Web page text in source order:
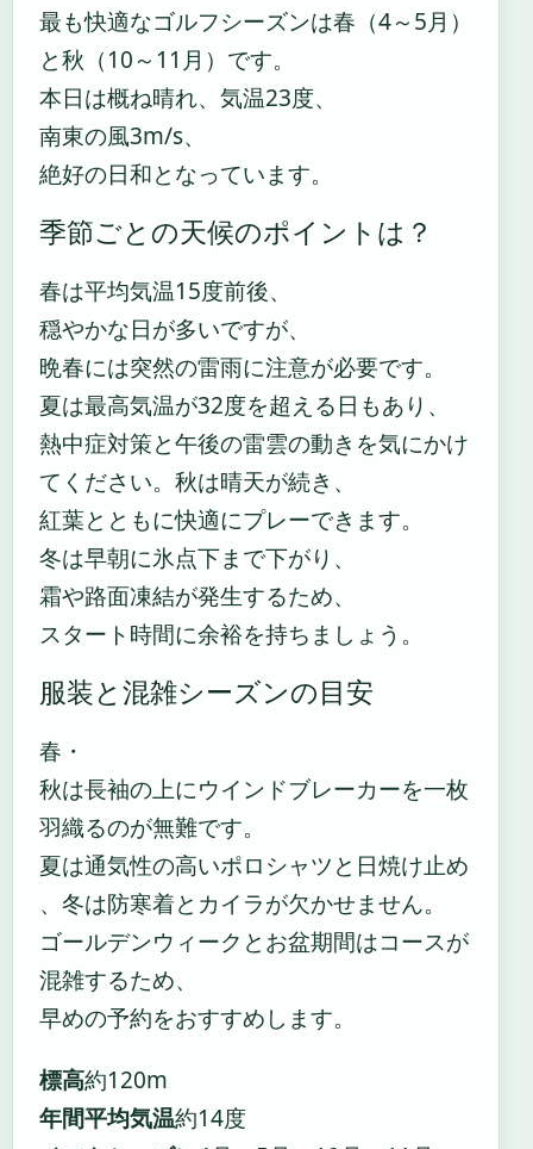
最も快適なゴルフシーズンは春（4～5月）
と秋（10～11月）です。
本日は概ね晴れ、気温23度、
南東の風3m/s、
絶好の日和となっています。
季節ごとの天候のポイントは？
春は平均気温15度前後、
穏やかな日が多いですが、
晩春には突然の雷雨に注意が必要です。
夏は最高気温が32度を超える日もあり、
熱中症対策と午後の雷雲の動きを気にかけ
てください。秋は晴天が続き、
紅葉とともに快適にプレーできます。
冬は早朝に氷点下まで下がり、
霜や路面凍結が発生するため、
スタート時間に余裕を持ちましょう。
服装と混雑シーズンの目安
春・
秋は長袖の上にウインドブレーカーを一枚
羽織るのが無難です。
夏は通気性の高いポロシャツと日焼け止め
、冬は防寒着とカイラが欠かせません。
ゴールデンウィークとお盆期間はコースが
混雑するため、
早めの予約をおすすめします。
標高約120m
年間平均気温約14度